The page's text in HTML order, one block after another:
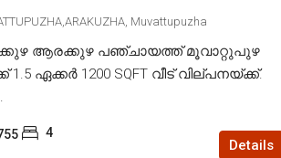
Muvattupuzha
ആരക്കുഴ പഞ്ചായത്ത് മൂവാറ്റുപുഴ
1.5 ഏക്കർ 1200 SQFT വീട് വില്പനയ്ക്ക്.
4
Details